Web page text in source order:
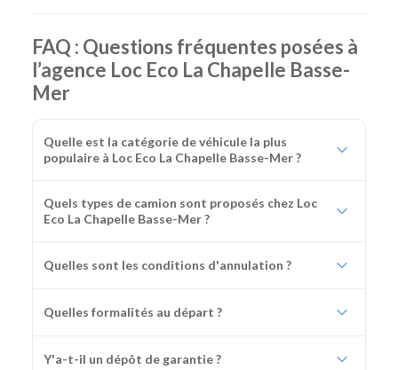
FAQ : Questions fréquentes posées à
l’agence Loc Eco La Chapelle Basse-
Mer
Quelle est la catégorie de véhicule la plus
populaire à Loc Eco La Chapelle Basse-Mer ?
Quels types de camion sont proposés chez Loc
Eco La Chapelle Basse-Mer ?
Quelles sont les conditions d'annulation ?
Quelles formalités au départ ?
Y'a-t-il un dépôt de garantie ?